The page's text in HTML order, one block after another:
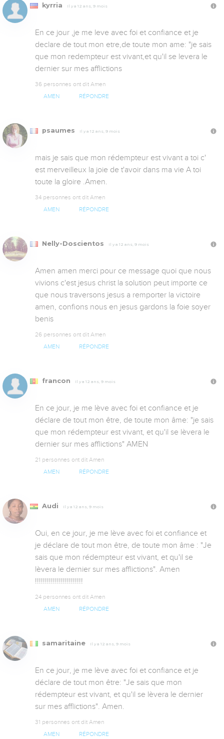
kyrria Il y a 12 ans, 9 mois
En ce jour ,je me leve avec foi et confiance et je
declare de tout mon etre,de toute mon ame: "je sais
que mon redempteur est vivant,et qu'il se levera le
dernier sur mes afflictions
36 personnes ont dit Amen
AMEN RÉPONDRE
psaumes Il y a 12 ans, 9 mois
mais je sais que mon rédempteur est vivant a toi c'
est merveilleux la joie de t'avoir dans ma vie A toi
toute la gloire .Amen.
34 personnes ont dit Amen
AMEN RÉPONDRE
Nelly-Doscientos Il y a 12 ans, 9 mois
Amen amen merci pour ce message quoi que nous
vivions c'est jesus christ la solution peut importe ce
que nous traversons jesus a remporter la victoire
amen, confions nous en jesus gardons la foie soyer
benis
26 personnes ont dit Amen
AMEN RÉPONDRE
francon Il y a 12 ans, 9 mois
En ce jour, je me lève avec foi et confiance et je
déclare de tout mon être, de toute mon âme: "je sais
que mon rédempteur est vivant, et qu'il se lèvera le
dernier sur mes afflictions" AMEN
21 personnes ont dit Amen
AMEN RÉPONDRE
Audi Il y a 12 ans, 9 mois
Oui, en ce jour, je me lève avec foi et confiance et
je déclare de tout mon être, de toute mon âme : "Je
sais que mon rédempteur est vivant, et qu'il se
lèvera le dernier sur mes afflictions". Amen
!!!!!!!!!!!!!!!!!!!!!!!!
24 personnes ont dit Amen
AMEN RÉPONDRE
samaritaine Il y a 12 ans, 9 mois
En ce jour, je me lève avec foi et confiance et je
déclare de tout mon être: "Je sais que mon
rédempteur est vivant, et qu'il se lèvera le dernier
sur mes afflictions". Amen.
31 personnes ont dit Amen
AMEN RÉPONDRE